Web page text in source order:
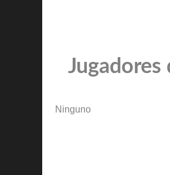
Jugadores
Ninguno